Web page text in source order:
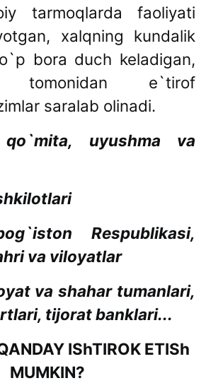
tarmoqlarda faoliyati
xalqning kundalik
bora duch keladigan,
tomonidan e`tirof
saralab olinadi.
uyushma va
Respublikasi,
va viloyatlar
va shahar tumanlari,
tijorat banklari...
IShTIROK ETISh
MUMKIN?